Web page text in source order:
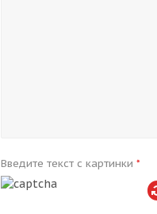
Введите текст с картинки*